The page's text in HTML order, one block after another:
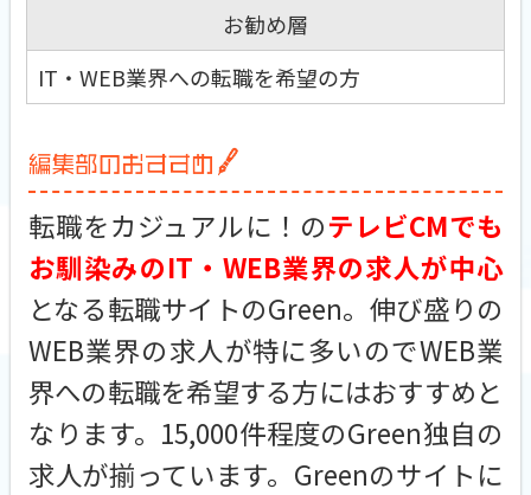
お勧め層
IT・WEB業界への転職を希望の方
転職をカジュアルに！のテレビCMでも
お馴染みのIT・WEB業界の求人が中心
となる転職サイトのGreen。伸び盛りの
WEB業界の求人が特に多いのでWEB業
界への転職を希望する方にはおすすめと
なります。15,000件程度のGreen独自の
求人が揃っています。Greenのサイトに